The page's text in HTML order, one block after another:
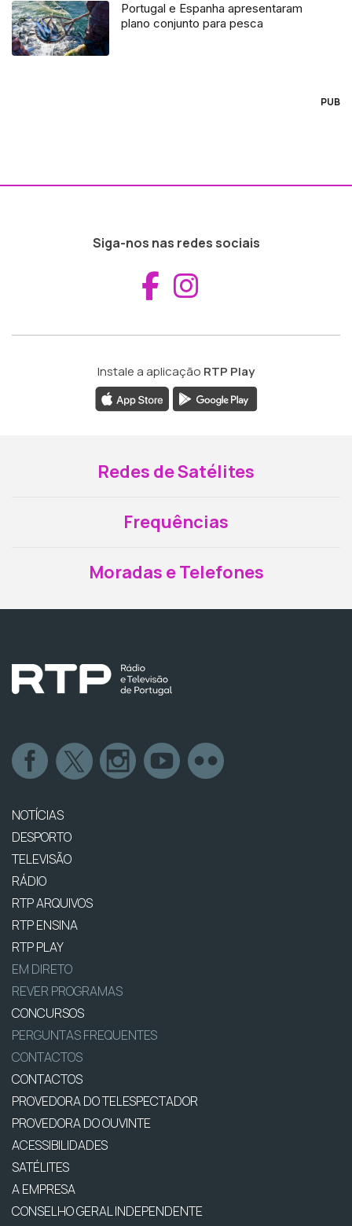
Portugal e Espanha apresentaram
plano conjunto para pesca
PUB
Siga-nos nas redes sociais
Aceder ao
Instale a aplicação RTP Play
Redes de Satélites
Frequências
Moradas e Telefones
NOTÍCIAS
DESPORTO
TELEVISÃO
RÁDIO
RTP ARQUIVOS
RTP ENSINA
RTP PLAY
EM DIRETO
REVER PROGRAMAS
CONCURSOS
PERGUNTAS FREQUENTES
CONTACTOS
CONTACTOS
PROVEDORA DO TELESPECTADOR
PROVEDORA DO OUVINTE
ACESSIBILIDADES
SATÉLITES
A EMPRESA
CONSELHO GERAL INDEPENDENTE